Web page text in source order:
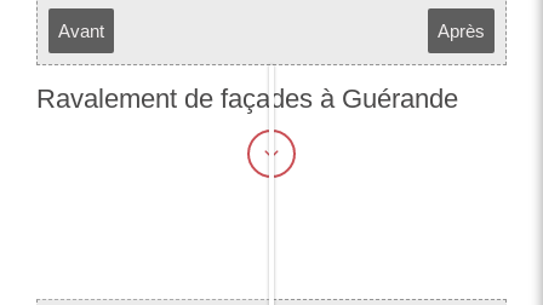
Avant Après
Ravalement de façades à Guérande​​​​​​​